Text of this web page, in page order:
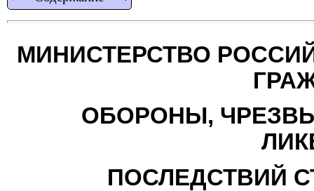
МИНИСТЕРСТВО
ОБОРОНЫ,
ПОСЛЕДСТВИЙ